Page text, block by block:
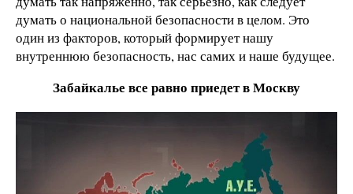
думать о национальной безопасности в целом. Это
один из факторов, который формирует нашу
внутреннюю безопасность, нас самих и наше будущее.
Забайкалье все равно приедет в Москву